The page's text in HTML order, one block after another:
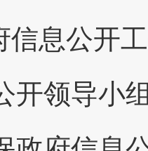
信息公开
开领导小